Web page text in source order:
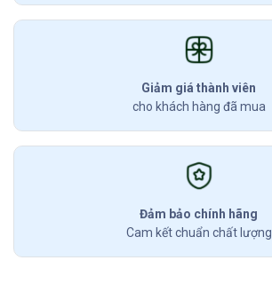
Giảm giá thành viên
cho khách hàng đã mua
Đảm bảo chính hãng
Cam kết chuẩn chất lượng